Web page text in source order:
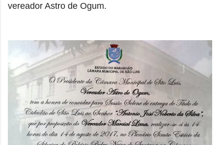
vereador Astro de Ogum.